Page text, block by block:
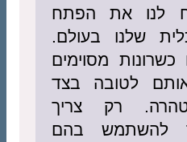
לנו את הפתח
שלנו בעולם.
מסוימים
לטובה בצד
רק צריך
להשתמש בהם